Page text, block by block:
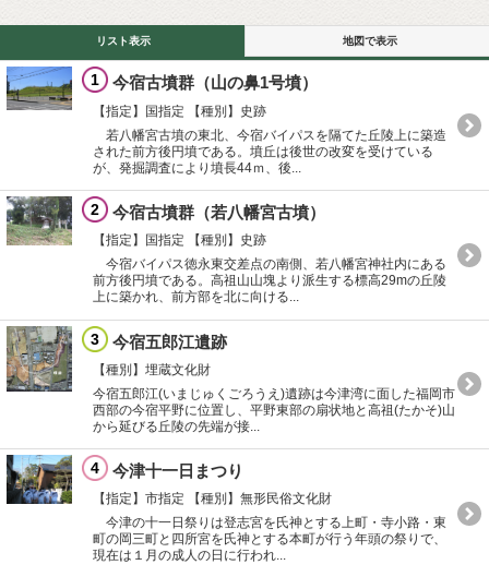
リスト表示 地図で表示
1 今宿古墳群（山の鼻1号墳）
【指定】国指定
【種別】史跡
若八幡宮古墳の東北、今宿バイパスを隔てた丘陵上に築造
された前方後円墳である。墳丘は後世の改変を受けている
が、発掘調査により墳長44ｍ、後...
2 今宿古墳群（若八幡宮古墳）
【指定】国指定
【種別】史跡
今宿バイパス徳永東交差点の南側、若八幡宮神社内にある
前方後円墳である。高祖山山塊より派生する標高29mの丘陵
上に築かれ、前方部を北に向ける...
3 今宿五郎江遺跡
【種別】埋蔵文化財
今宿五郎江(いまじゅくごろうえ)遺跡は今津湾に面した福岡市
西部の今宿平野に位置し、平野東部の扇状地と高祖(たかそ)山
から延びる丘陵の先端が接...
4 今津十一日まつり
【指定】市指定
【種別】無形民俗文化財
今津の十一日祭りは登志宮を氏神とする上町・寺小路・東
町の岡三町と四所宮を氏神とする本町が行う年頭の祭りで、
現在は１月の成人の日に行われ...